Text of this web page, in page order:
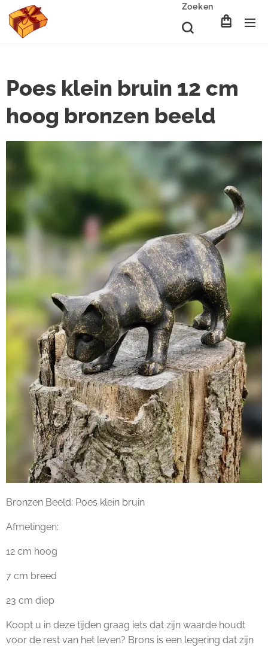
Zoeken
Poes klein bruin 12 cm
hoog bronzen beeld
Bronzen Beeld: Poes klein bruin
Afmetingen:
12 cm hoog
7 cm breed
23 cm diep
Koopt u in deze tijden graag iets dat zijn waarde houdt
voor de rest van het leven? Brons is een legering dat zijn